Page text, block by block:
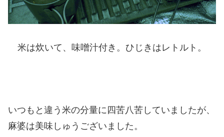
米は炊いて、味噌汁付き。ひじきはレトルト。
いつもと違う米の分量に四苦八苦していましたが、
麻婆は美味しゅうございました。